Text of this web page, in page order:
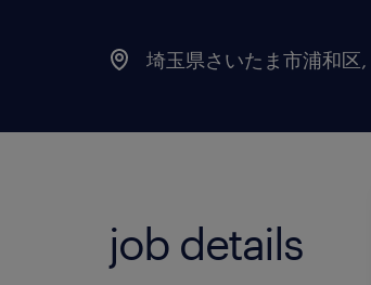
埼玉県さいたま市浦和区,
job details